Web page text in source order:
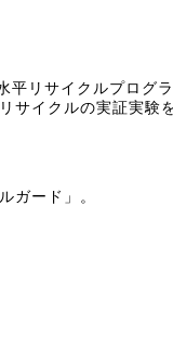
リサイクルプログ
サイクルの実証実験
ガード」。